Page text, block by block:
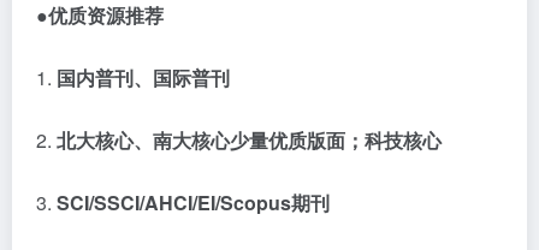
●优质资源推荐
1. 国内普刊、国际普刊
2. 北大核心、南大核心少量优质版面；科技核心
3. SCI/SSCI/AHCI/EI/Scopus期刊